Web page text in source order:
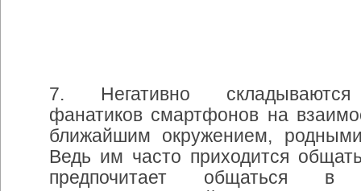
7. Негативно
складываются
фанатиков смартфонов на
ближайшим
окружением,
Ведь им часто приходится
предпочитает
общаться
в